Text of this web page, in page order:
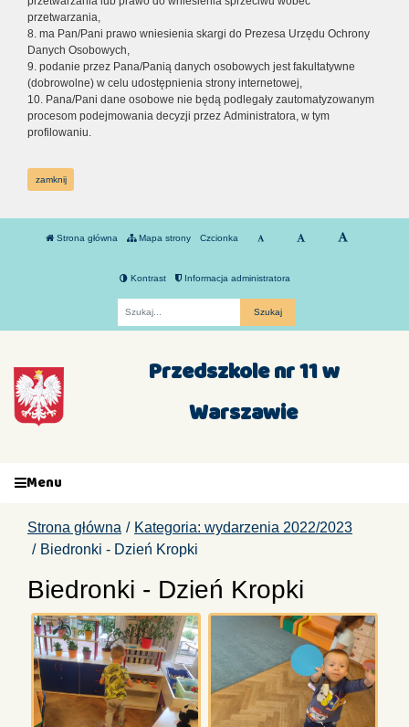
przetwarzania,
8. ma Pan/Pani prawo wniesienia skargi do Prezesa Urzędu Ochrony
Danych Osobowych,
9. podanie przez Pana/Panią danych osobowych jest fakultatywne
(dobrowolne) w celu udostępnienia strony internetowej,
10. Pana/Pani dane osobowe nie będą podlegały zautomatyzowanym
procesom podejmowania decyzji przez Administratora, w tym
profilowaniu.
zamknij
Strona główna Mapa strony Czcionka
Kontrast Informacja administratora
Przedszkole nr 11 w
Warszawie
Menu
Strona główna
Kategoria: wydarzenia 2022/2023
Biedronki - Dzień Kropki
Biedronki - Dzień Kropki